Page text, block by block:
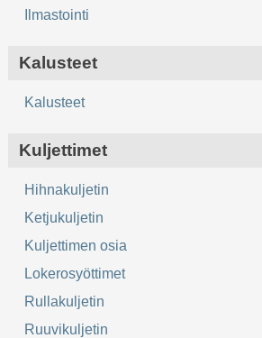
Ilmastointi
Kalusteet
Kalusteet
Kuljettimet
Hihnakuljetin
Ketjukuljetin
Kuljettimen osia
Lokerosyöttimet
Rullakuljetin
Ruuvikuljetin